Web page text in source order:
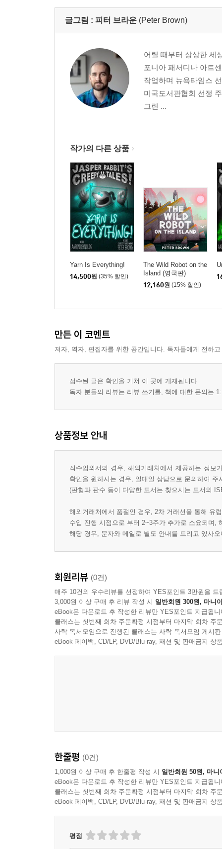
글그림 : 피터 브라운 (Peter Brown)
어릴 때부터 상상한 세
포니아 패서디나 아트
작업하며 뉴욕타임스
미국도서관협회 선정
그린 ...
작가의 다른 상품
Yarn Is Everything!
14,500원 (35% 할인)
The Wild Robot on the
Island (영국판)
12,160원 (15% 할인)
만든 이 코멘트
저자, 역자, 편집자를 위한 공간입니다. 독자들에게 전하
접수된 글은 확인을 거쳐 이 곳에 게재됩니다.
독자 분들의 리뷰는 리뷰 쓰기를, 책에 대한 문의는
상품정보 안내
직수입외서의 경우, 해외거래처에서 제공하는 정
확인을 원하시는 경우, 일대일 상담으로 문의하여 주
(판형과 판수 등이 다양한 도서는 찾으시는 도서의
해외거래처에서 품절인 경우, 2차 거래선을 통해 유
수입 진행 시점으로 부터 2~3주가 추가로 소요되며,
해당 경우, 문자와 메일로 별도 안내를 드리고 있사
회원리뷰 (0건)
매주 10건의 우수리뷰를 선정하여 YES포인트 3만원을 드
3,000원 이상 구매 후 리뷰 작성 시 일반회원 300원, 마니
eBook은 다운로드 후 작성한 리뷰만 YES포인트 지급됩니
클래스는 첫번째 회차 주문확정 시점부터 마지막 회차 주
사락 독서모임으로 진행된 클래스는 사락 독서모임 게시
eBook 페이백, CD/LP, DVD/Blu-ray, 패션 및 판매금지 상
한줄평 (0건)
1,000원 이상 구매 후 한줄평 작성 시 일반회원 50원, 마니
eBook은 다운로드 후 작성한 리뷰만 YES포인트 지급됩니
클래스는 첫번째 회차 주문확정 시점부터 마지막 회차 주
eBook 페이백, CD/LP, DVD/Blu-ray, 패션 및 판매금지 상
평점